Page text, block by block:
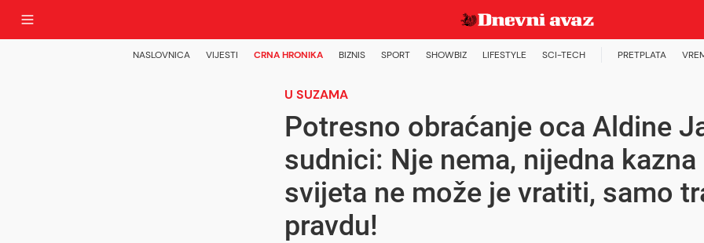
NASLOVNICA VIJESTI CRNA HRONIKA BIZNIS SPORT SHOWBIZ LIFESTYLE SCI-TECH PRETPLATA
U SUZAMA
Potresno obraćanje oca Aldine
sudnici: Nje nema, nijedna
svijeta ne može je vratiti, samo
pravdu!